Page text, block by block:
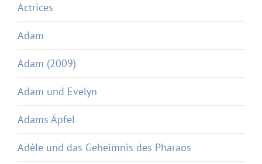
Actrices
Adam
Adam (2009)
Adam und Evelyn
Adams Äpfel
Adèle und das Geheimnis des Pharaos